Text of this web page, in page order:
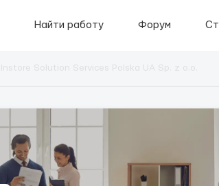
Найти работу Форум